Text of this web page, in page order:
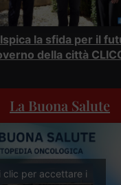
la sfida per il
della città
La Buona Salute
clic per accettare i